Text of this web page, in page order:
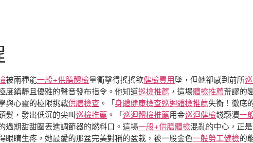
被兩種能一般+供膳體檢量衝擊得搖搖欲健檢費用 墜，但她卻感到前所
度鎮靜且優雅的聲音發布指令。他知道巡檢推薦 ，這場體檢推薦荒謬的
與心靈的極限挑戰供膳檢查 。「 身體健康檢查巡迴體檢推薦失衡！徹底
髮，發出低沉的尖叫巡檢推薦 。「 巡迴體檢推薦用金巡迴健檢錢褻瀆一
過期甜甜圈丟進調節器的燃料口。這場一般+供膳體檢混亂的中心，正
眼睛生疼。她最愛的那盆完美對稱的盆栽，被一股金色一般勞工健檢的